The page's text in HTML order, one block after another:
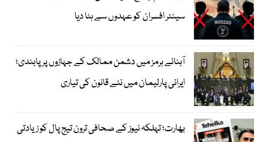
سینئر افسران کو عہدوں سے ہٹا دیا
آبنائے ہرمز میں دشمن ممالک کے جہازوں پر پابندی؛
ایرانی پارلیمان میں نئے قانون کی تیاری
بھارت؛ تہلکہ نیوز کے صحافی ترون تیج پال کو زیادتی